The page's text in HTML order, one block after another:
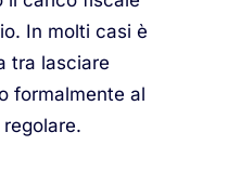
In molti casi è
tra lasciare
formalmente al